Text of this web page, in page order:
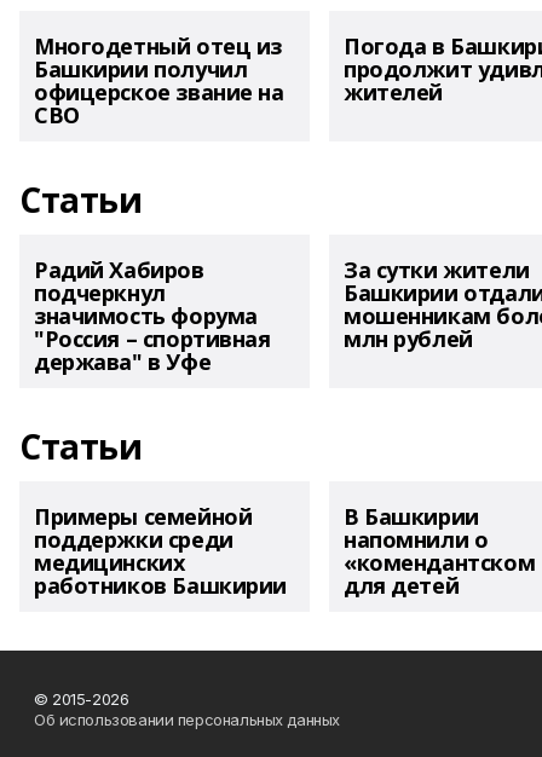
Многодетный отец из
Башкирии получил
офицерское звание на
СВО
Погода в
продолжит
жителей
Статьи
Радий Хабиров
подчеркнул
значимость форума
"Россия – спортивная
держава" в Уфе
За сутки жители
Башкирии
мошенникам
млн рублей
Статьи
Примеры семейной
поддержки среди
медицинских
работников Башкирии
В Башкирии
напомнили о
«комендантском
для детей
© 2015-2026
Об использовании персональных данных